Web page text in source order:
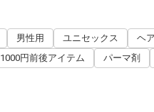
男性用 ユニセックス ヘ
1000円前後アイテム パーマ剤